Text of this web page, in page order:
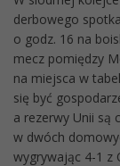
derbowego
o godz. 16 na
mecz pomiędzy
na miejsca w
się być
a rezerwy Unii są
w dwóch
wygrywając 4-1 z